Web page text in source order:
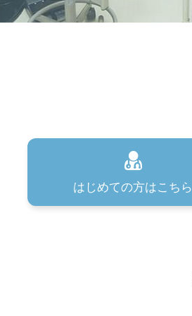
はじめての方はこちら